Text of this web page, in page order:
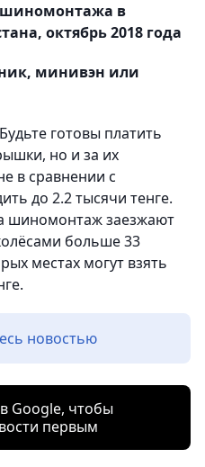
шиномонтажа в
октябрь 2018 года
минивэн или
готовы платить
но и за их
в сравнении с
до 2.2 тысячи тенге.
шиномонтаж заезжают
больше 33
местах могут взять
новостью
Google, чтобы
первым